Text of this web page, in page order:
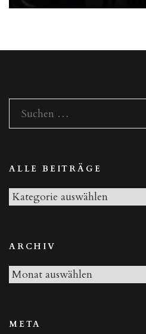
Suchen
nach:
ALLE BEITRÄGE
Alle
ARCHIV
Archiv
META